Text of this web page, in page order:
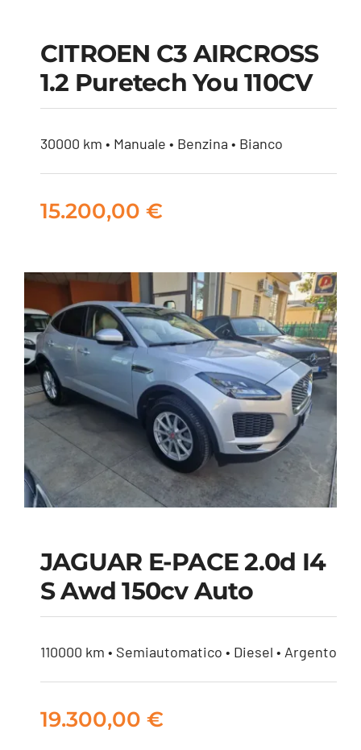
CITROEN C3
AIRCROSS 1.2
puretech You 110CV
CITROEN C3 AIRCROSS
1.2 Puretech You 110CV
30000 km • Manuale • Benzina • Bianco
15.200,00 €
JAGUAR E-PACE 2.0d
JAGUAR E-PACE 2.0d I4
S Awd 150cv Auto
110000 km • Semiautomatico • Diesel • Argento
19.300,00 €